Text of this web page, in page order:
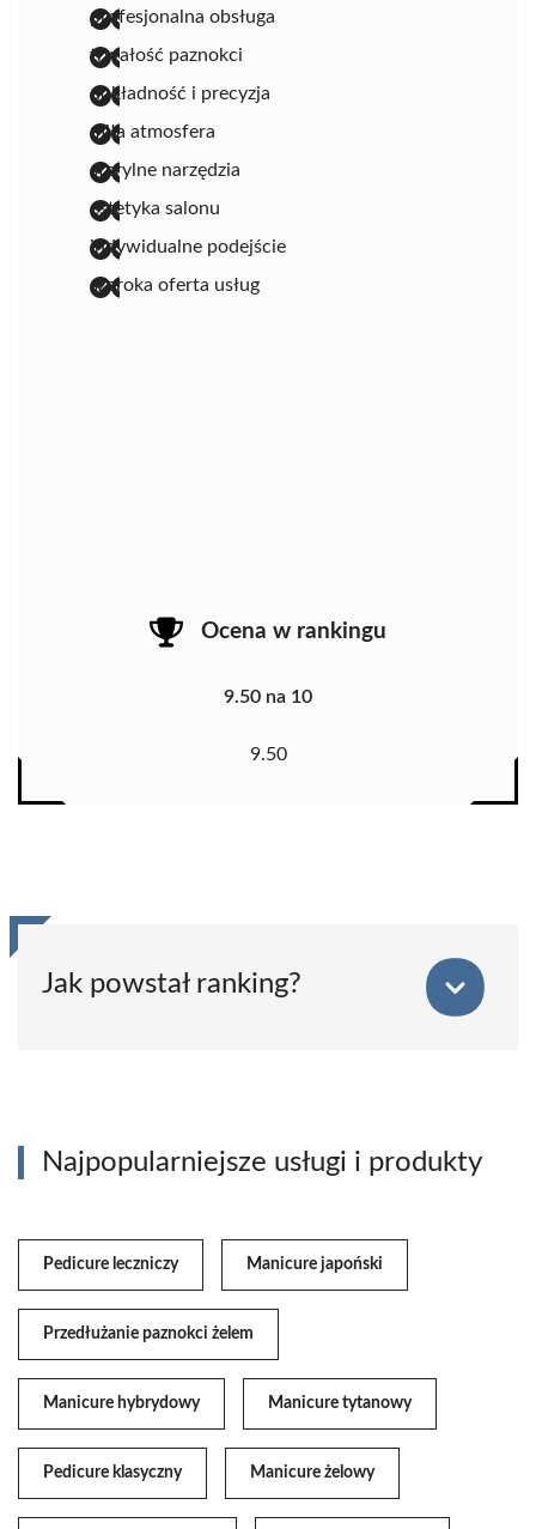
profesjonalna obsługa
trwałość paznokci
dokładność i precyzja
miła atmosfera
sterylne narzędzia
estetyka salonu
indywidualne podejście
szeroka oferta usług
Ocena w rankingu
9.50 na 10
9.50
Jak powstał ranking?
Najpopularniejsze usługi i produkty
Pedicure leczniczy Manicure japoński
Przedłużanie paznokci żelem
Manicure hybrydowy Manicure tytanowy
Pedicure klasyczny Manicure żelowy